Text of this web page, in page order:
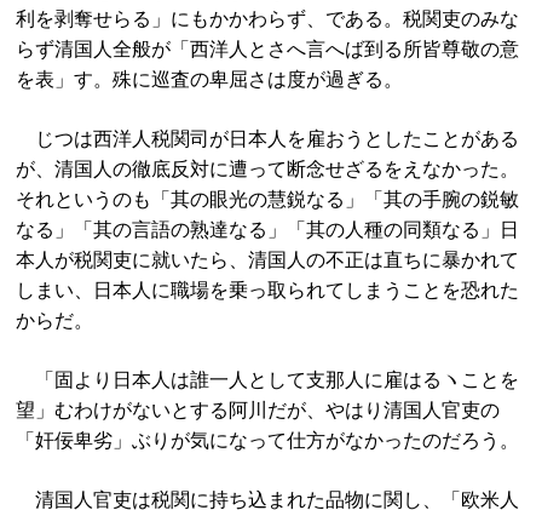
利を剥奪せらる」にもかかわらず、である。税関吏のみな
らず清国人全般が「西洋人とさへ言へば到る所皆尊敬の意
を表」す。殊に巡査の卑屈さは度が過ぎる。
じつは西洋人税関司が日本人を雇おうとしたことがある
が、清国人の徹底反対に遭って断念せざるをえなかった。
それというのも「其の眼光の慧鋭なる」「其の手腕の鋭敏
なる」「其の言語の熟達なる」「其の人種の同類なる」日
本人が税関吏に就いたら、清国人の不正は直ちに暴かれて
しまい、日本人に職場を乗っ取られてしまうことを恐れた
からだ。
「固より日本人は誰一人として支那人に雇はるヽことを
望」むわけがないとする阿川だが、やはり清国人官吏の
「奸佞卑劣」ぶりが気になって仕方がなかったのだろう。
清国人官吏は税関に持ち込まれた品物に関し、「欧米人